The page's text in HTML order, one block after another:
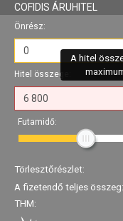
COFIDIS ÁRUHITEL
Önrész:
Hitel összege:
A hitel
Futamidő:
Törlesztőrészlet:
A fizetendő teljes összeg:
THM: